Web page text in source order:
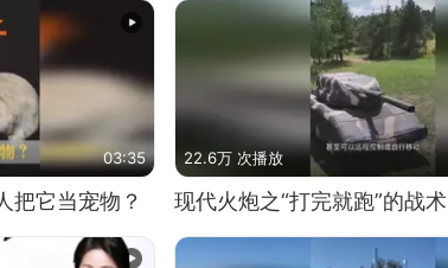
03:35
把它当宠物？
22.6万 次播放
现代火炮之“打完就跑”的战术